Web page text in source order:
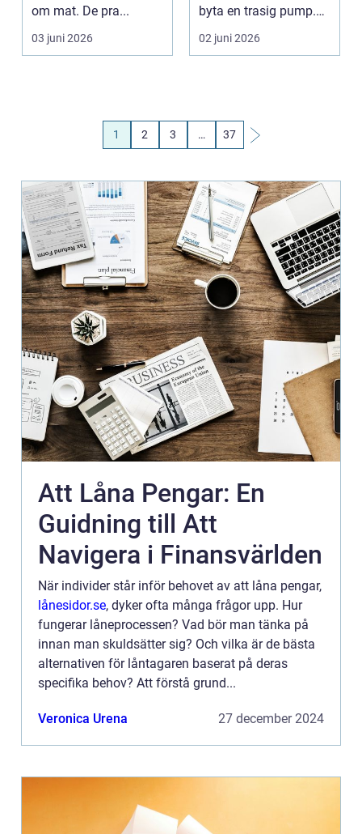
om mat. De pra...
03 juni 2026
byta en trasig pump.
För fastighetsägare,
bosta...
02 juni 2026
1 2 3 … 37
Att Låna Pengar: En
Guidning till Att
Navigera i Finansvärlden
När individer står inför behovet av att låna pengar,
lånesidor.se, dyker ofta många frågor upp. Hur
fungerar låneprocessen? Vad bör man tänka på
innan man skuldsätter sig? Och vilka är de bästa
alternativen för låntagaren baserat på deras
specifika behov? Att förstå grund...
Veronica Urena 27 december 2024